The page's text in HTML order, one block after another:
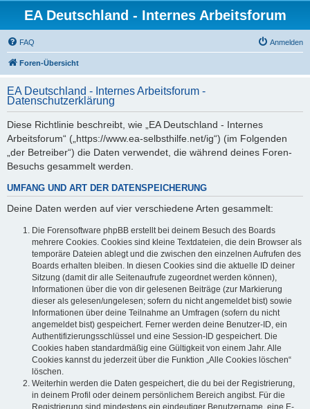
EA Deutschland - Internes Arbeitsforum
FAQ Anmelden
Foren-Übersicht
EA Deutschland - Internes Arbeitsforum -
Datenschutzerklärung
Diese Richtlinie beschreibt, wie „EA Deutschland - Internes
Arbeitsforum“ („https://www.ea-selbsthilfe.net/ig“) (im Folgenden
„der Betreiber“) die Daten verwendet, die während deines Foren-
Besuchs gesammelt werden.
UMFANG UND ART DER DATENSPEICHERUNG
Deine Daten werden auf vier verschiedene Arten gesammelt:
Die Forensoftware phpBB erstellt bei deinem Besuch des Boards
mehrere Cookies. Cookies sind kleine Textdateien, die dein Browser als
temporäre Dateien ablegt und die zwischen den einzelnen Aufrufen des
Boards erhalten bleiben. In diesen Cookies sind die aktuelle ID deiner
Sitzung (damit dir alle Seitenaufrufe zugeordnet werden können),
Informationen über die von dir gelesenen Beiträge (zur Markierung
dieser als gelesen/ungelesen; sofern du nicht angemeldet bist) sowie
Informationen über deine Teilnahme an Umfragen (sofern du nicht
angemeldet bist) gespeichert. Ferner werden deine Benutzer-ID, ein
Authentifizierungsschlüssel und eine Session-ID gespeichert. Die
Cookies haben standardmäßig eine Gültigkeit von einem Jahr. Alle
Cookies kannst du jederzeit über die Funktion „Alle Cookies löschen“
löschen.
Weiterhin werden die Daten gespeichert, die du bei der Registrierung,
in deinem Profil oder deinem persönlichem Bereich angibst. Für die
Registrierung sind mindestens ein eindeutiger Benutzername, eine E-